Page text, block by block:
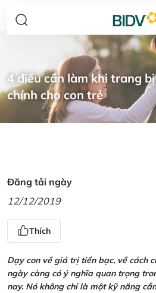
4 điều cần làm khi trang
chính cho con trẻ
Đăng tải ngày
12/12/2019
Thích
Dạy con về giá trị tiền bạc, về cách
ngày càng có ý nghĩa quan trọng
nay. Nó không chỉ là một kỹ năng